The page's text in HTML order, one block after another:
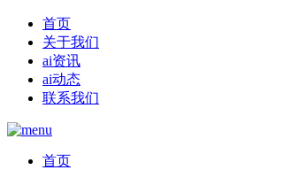
首页
关于我们
ai资讯
ai动态
联系我们
首页